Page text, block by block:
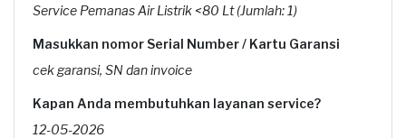
Service Pemanas Air Listrik <80 Lt (Jumlah: 1)
Masukkan nomor Serial Number / Kartu Garansi
cek garansi, SN dan invoice
Kapan Anda membutuhkan layanan service?
12-05-2026